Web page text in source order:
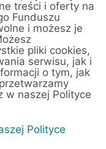
Wyznacz trasę
treści i oferty na
Funduszu
i możesz je
pliki cookies,
serwisu, jak i
o tym, jak
w naszej Polityce
Polityce